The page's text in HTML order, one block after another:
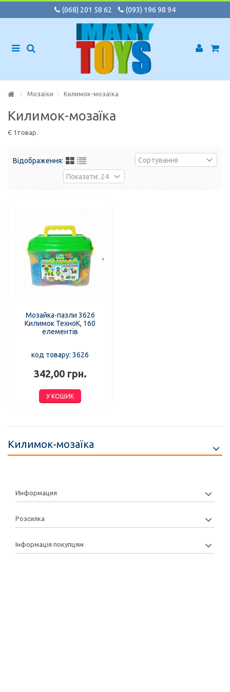
(068) 201 58 62 (093) 196 98 94
Мозаїки Килимок-мозаїка
Килимок-мозаїка
Є 1товар.
Відображення:
Мозайка-пазли 3626
Килимок ТехноК, 160
елементів
код товару: 3626
342,00 грн.
У КОШИК
Килимок-мозаїка
Информация
Розсилка
Інформація покупцям